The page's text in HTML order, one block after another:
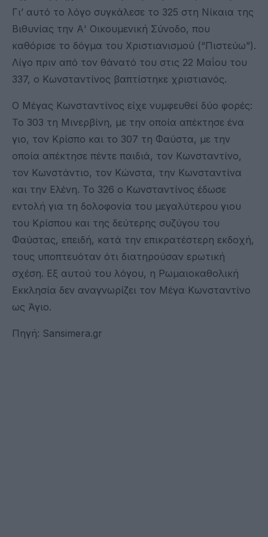
Γι’ αυτό το λόγο συγκάλεσε το 325 στη Νίκαια της
Βιθυνίας την Α' Οικουμενική Σύνοδο, που
καθόρισε το δόγμα του Χριστιανισμού (“Πιστεύω”).
Λίγο πριν από τον θάνατό του στις 22 Μαΐου του
337, ο Κωνσταντίνος βαπτίστηκε χριστιανός.
Ο Μέγας Κωνσταντίνος είχε νυμφευθεί δύο φορές:
Το 303 τη Μινερβίνη, με την οποία απέκτησε ένα
γιο, τον Κρίσπο και το 307 τη Φαύστα, με την
οποία απέκτησε πέντε παιδιά, τον Κωνσταντίνο,
τον Κωνστάντιο, τον Κώνστα, την Κωνσταντίνα
και την Ελένη. Το 326 ο Κωνσταντίνος έδωσε
εντολή για τη δολοφονία του μεγαλύτερου γιου
του Κρίσπου και της δεύτερης συζύγου του
Φαύστας, επειδή, κατά την επικρατέστερη εκδοχή,
τους υποπτευόταν ότι διατηρούσαν ερωτική
σχέση. Εξ αυτού του λόγου, η Ρωμαιοκαθολική
Εκκλησία δεν αναγνωρίζει τον Μέγα Κωνσταντίνο
ως Άγιο.
Πηγή: Sansimera.gr